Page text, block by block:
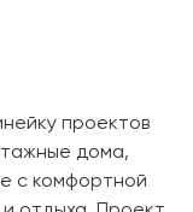
проектов
дома,
с комфортной